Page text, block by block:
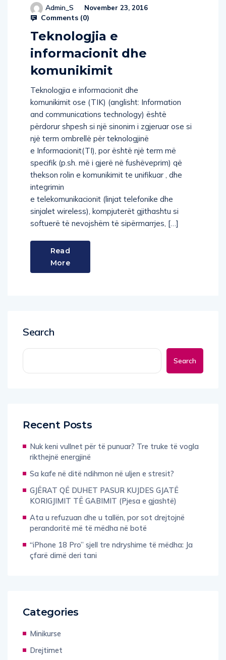
Admin_S November 23, 2016
Comments (0)
Teknologjia e
informacionit dhe
komunikimit
Teknologjia e informacionit dhe
komunikimit ose (TIK) (anglisht: Information
and communications technology) është
përdorur shpesh si një sinonim i zgjeruar ose si
një term ombrellë për teknologjinë
e Informacionit(TI), por është një term më
specifik (p.sh. më i gjerë në fushëveprim) që
thekson rolin e komunikimit te unifikuar , dhe
integrimin
e telekomunikacionit (linjat telefonike dhe
sinjalet wireless), kompjuterët gjithashtu si
softuerë të nevojshëm të sipërmarrjes, […]
Read
More
Search
Search
Recent Posts
Nuk keni vullnet për të punuar? Tre truke të vogla
rikthejnë energjinë
Sa kafe në ditë ndihmon në uljen e stresit?
GJËRAT QË DUHET PASUR KUJDES GJATË
KORIGJIMIT TË GABIMIT (Pjesa e gjashtë)
Ata u refuzuan dhe u tallën, por sot drejtojnë
perandoritë më të mëdha në botë
“iPhone 18 Pro” sjell tre ndryshime të mëdha: Ja
çfarë dimë deri tani
Categories
Minikurse
Drejtimet